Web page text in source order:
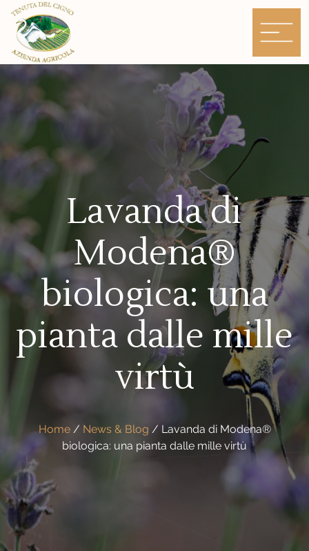
Skip
content
Lavanda di
Modena®
biologica: una
pianta dalle mille
virtù
Home/ News & Blog / Lavanda di Modena®
biologica: una pianta dalle mille virtù